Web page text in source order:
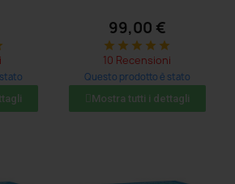
99,00 €
star star star star star
10 Recensioni
Questo prodotto è stato
acquistato: 5 volte
Mostra tutti i dettagli